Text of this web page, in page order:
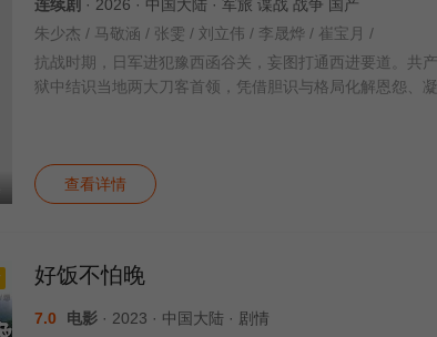
连续剧 · 2026 · 中国大陆 · 军旅 谍战 战争 国产
朱少杰 / 马敬涵 / 张雯 / 刘立伟 / 李晟烨 / 崔宝月 /
抗战时期，日军进犯豫西函谷关，妄图打通西进要道。共
狱中结识当地两大刀客首领，凭借胆识与格局化解恩怨、
查看详情
好饭不怕晚
7.0 电影 · 2023 · 中国大陆 · 剧情